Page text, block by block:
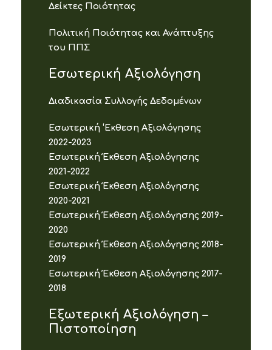
Δείκτες Ποιότητας
Πολιτική Ποιότητας και Ανάπτυξης
του ΠΠΣ
Εσωτερική Αξιολόγηση
Διαδικασία Συλλογής Δεδομένων
Εσωτερική ‘Εκθεση Αξιολόγησης
2022-2023
Εσωτερική Έκθεση Αξιολόγησης
2021-2022
Εσωτερική Έκθεση Αξιολόγησης
2020-2021
Εσωτερική Έκθεση Αξιολόγησης 2019-
2020
Εσωτερική Έκθεση Αξιολόγησης 2018-
2019
Εσωτερική Έκθεση Αξιολόγησης 2017-
2018
Εξωτερική Αξιολόγηση –
Πιστοποίηση